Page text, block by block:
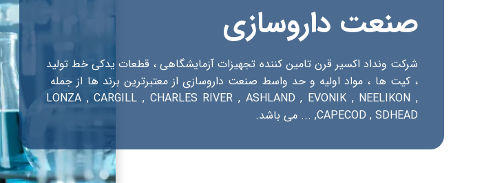
شرکت ونداد اکسیر قرن تامین کننده تجهیزات آزمایشگاهی ، قطعات یدکی خط تولید
، کیت ها ، مواد اولیه و حد واسط صنعت داروسازی از معتبرترین برند ها از جمله
LONZA , CARGILL , CHARLES RIVER , ASHLAND , EVONIK , NEELIKON ,
CAPECOD , SDHEAD, ... می باشد.
صنعت داروسازی